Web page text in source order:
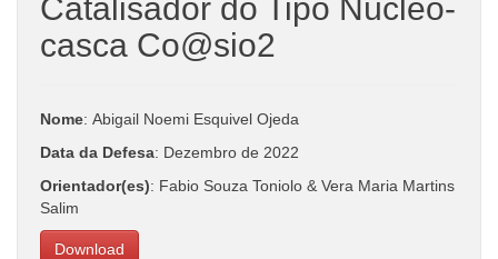
Catalisador do Tipo Núcleo-
casca Co@sio2
Nome: Abigail Noemi Esquivel Ojeda
Data da Defesa: Dezembro de 2022
Orientador(es): Fabio Souza Toniolo & Vera Maria Martins
Salim
Download